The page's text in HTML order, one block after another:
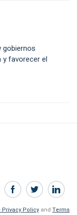
gobiernos
y favorecer el
Privacy Policy and Terms